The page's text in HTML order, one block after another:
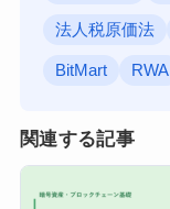
法人税原価法
BitMart RWA
関連する記事